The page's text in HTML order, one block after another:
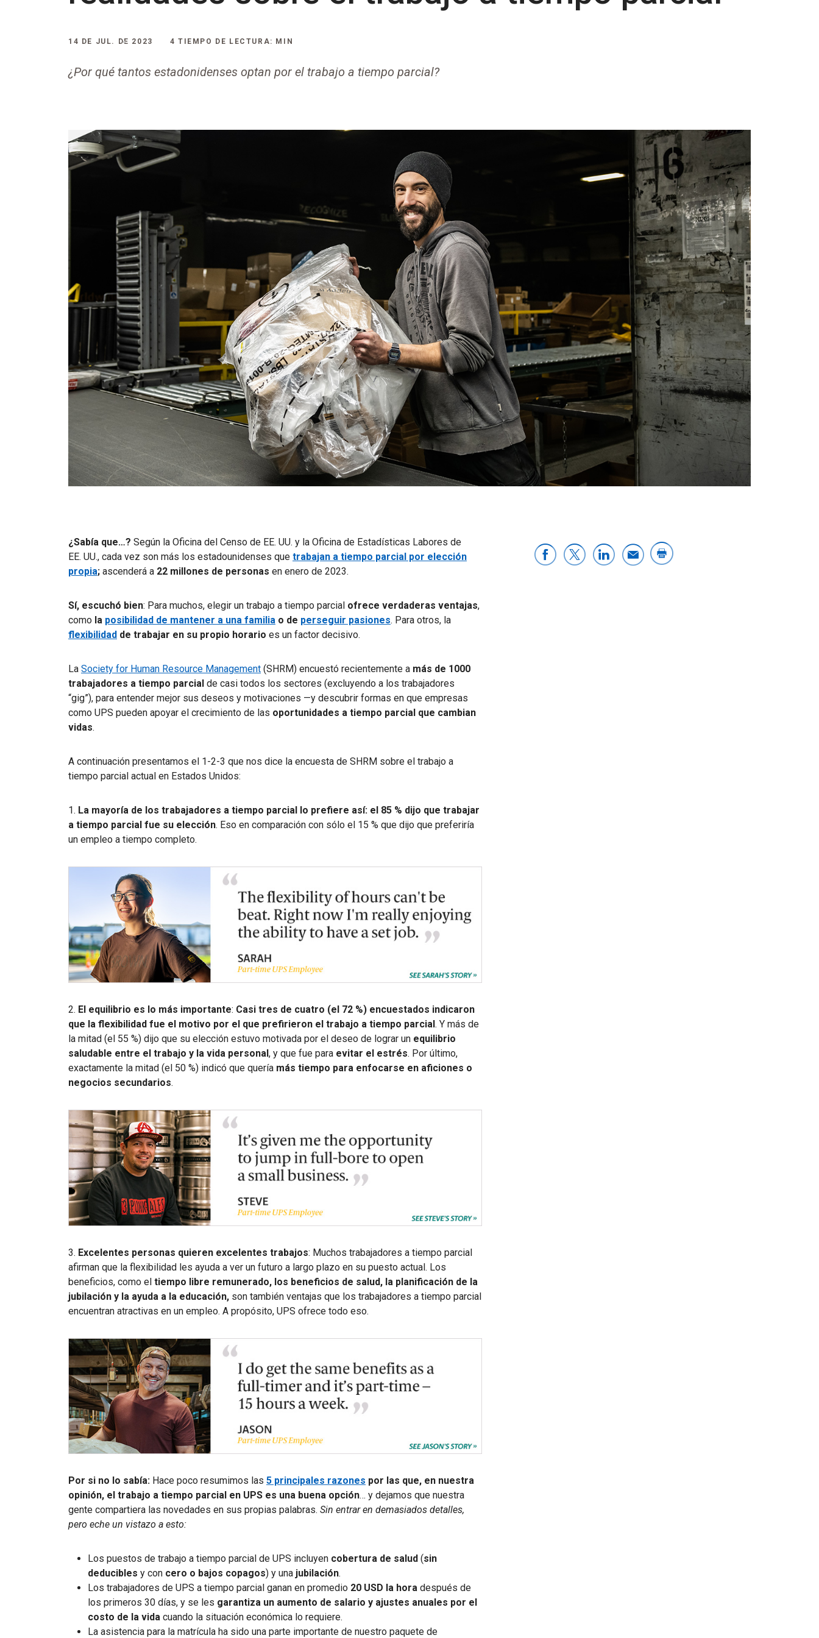
14 DE JUL. DE 2023 4 TIEMPO DE LECTURA: MIN
¿Por qué tantos estadonidenses optan por el trabajo a tiempo parcial?
¿Sabía que…? Según la Oficina del Censo de EE. UU. y la Oficina de Estadísticas Labores de
EE. UU., cada vez son más los estadounidenses que trabajan a tiempo parcial por elección
propia; ascenderá a 22 millones de personas en enero de 2023.
Sí, escuchó bien: Para muchos, elegir un trabajo a tiempo parcial ofrece verdaderas ventajas,
como la posibilidad de mantener a una familia o de perseguir pasiones. Para otros, la
flexibilidad de trabajar en su propio horario es un factor decisivo.
La Society for Human Resource Management (SHRM) encuestó recientemente a más de 1000
trabajadores a tiempo parcial de casi todos los sectores (excluyendo a los trabajadores
“gig”), para entender mejor sus deseos y motivaciones —y descubrir formas en que empresas
como UPS pueden apoyar el crecimiento de las oportunidades a tiempo parcial que cambian
vidas.
A continuación presentamos el 1-2-3 que nos dice la encuesta de SHRM sobre el trabajo a
tiempo parcial actual en Estados Unidos:
1. La mayoría de los trabajadores a tiempo parcial lo prefiere así: el 85 % dijo que trabajar
a tiempo parcial fue su elección. Eso en comparación con sólo el 15 % que dijo que preferiría
un empleo a tiempo completo.
2. El equilibrio es lo más importante: Casi tres de cuatro (el 72 %) encuestados indicaron
que la flexibilidad fue el motivo por el que prefirieron el trabajo a tiempo parcial. Y más de
la mitad (el 55 %) dijo que su elección estuvo motivada por el deseo de lograr un equilibrio
saludable entre el trabajo y la vida personal, y que fue para evitar el estrés. Por último,
exactamente la mitad (el 50 %) indicó que quería más tiempo para enfocarse en aficiones o
negocios secundarios.
3. Excelentes personas quieren excelentes trabajos: Muchos trabajadores a tiempo parcial
afirman que la flexibilidad les ayuda a ver un futuro a largo plazo en su puesto actual. Los
beneficios, como el tiempo libre remunerado, los beneficios de salud, la planificación de la
jubilación y la ayuda a la educación, son también ventajas que los trabajadores a tiempo parcial
encuentran atractivas en un empleo. A propósito, UPS ofrece todo eso.
Por si no lo sabía: Hace poco resumimos las 5 principales razones por las que, en nuestra
opinión, el trabajo a tiempo parcial en UPS es una buena opción… y dejamos que nuestra
gente compartiera las novedades en sus propias palabras. Sin entrar en demasiados detalles,
pero eche un vistazo a esto:
Los puestos de trabajo a tiempo parcial de UPS incluyen cobertura de salud (sin
deducibles y con cero o bajos copagos) y una jubilación.
Los trabajadores de UPS a tiempo parcial ganan en promedio 20 USD la hora después de
los primeros 30 días, y se les garantiza un aumento de salario y ajustes anuales por el
costo de la vida cuando la situación económica lo requiere.
La asistencia para la matrícula ha sido una parte importante de nuestro paquete de